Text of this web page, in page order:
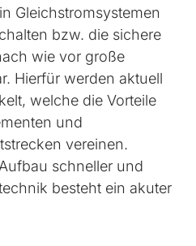
Gleichstromsystemen
bzw. die sichere
wie vor große
Hierfür werden aktuell
welche die Vorteile
und
vereinen.
schneller und
besteht ein akuter